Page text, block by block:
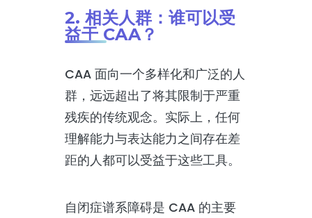
2. 相关人群：谁可以受
益于 CAA？
CAA 面向一个多样化和广泛的人
群，远远超出了将其限制于严重
残疾的传统观念。实际上，任何
理解能力与表达能力之间存在差
距的人都可以受益于这些工具。
自闭症谱系障碍是 CAA 的主要